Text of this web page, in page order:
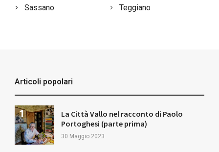
Sassano Teggiano
Articoli popolari
La Città Vallo nel racconto di Paolo
Portoghesi (parte prima)
30 Maggio 2023